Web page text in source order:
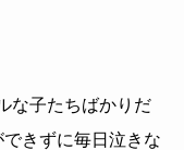
な子たちばかりだ
きずに毎日泣きな